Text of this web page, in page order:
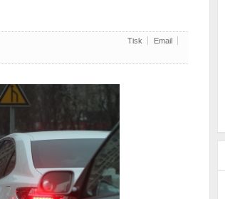
Tisk Email